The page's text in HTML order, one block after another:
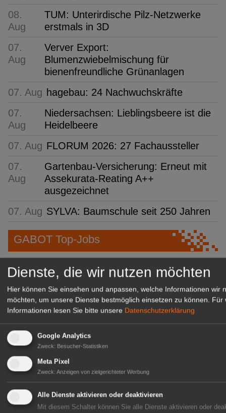
08.
Aug
TUM: Unterirdische Pilz-Netzwerke
erstmals in 3D
07.
Aug
Verver Export:
Blumenzwiebelmischung für
bienenfreundliche Grünanlagen
07. Aug hagebau: 24 Nachwuchskräfte
07.
Aug
Niedersachsen: Lieblingsbeere ist die
Heidelbeere
07. Aug FLORUM 2026: 27 Fachaussteller
07.
Aug
Gartenbau-Versicherung: Erneut mit
Assekurata-Reating A++
ausgezeichnet
07. Aug SYLVA: Baumschule seit 250 Jahren
GABOT Top-Jobs
Kientzler Jungpflanzen GmbH
& Co KG
(Geselle/Meister/Techniker)
Dienste, die wir nutzen möchten
Hier können Sie einsehen und anpassen, welche Informationen wir
möchten, um unsere Dienste bestmöglich einsetzen zu können. Für
Informationen lesen Sie bitte unsere Datenschutzerklärung
Google Analytics
Zweck: Besucher-Statistiken
Meta Pixel
Zweck: Anzeigen von zielgerichteter Werbung
Alle Dienste aktivieren oder deaktivieren
Mit diesem Schalter können Sie alle Dienste aktivieren oder